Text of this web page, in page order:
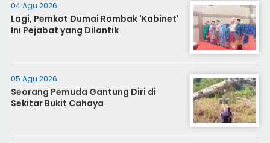
04 Agu 2026
Lagi, Pemkot Dumai Rombak 'Kabinet'
Ini Pejabat yang Dilantik
05 Agu 2026
Seorang Pemuda Gantung Diri di
Sekitar Bukit Cahaya